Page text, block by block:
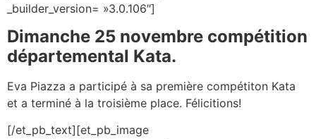
_builder_version= »3.0.106″]
Dimanche 25 novembre compétition
départemental Kata.
Eva Piazza a participé à sa première compétiton Kata
et a terminé à la troisième place. Félicitions!
[/et_pb_text][et_pb_image